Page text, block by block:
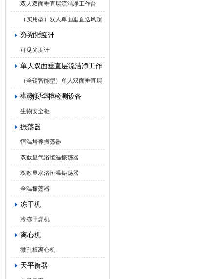
双人双面垂直层流洁净工作台
（实用型）双人单面垂直送风超
净工作台
分光光度计
可见光度计
单人双面垂直层流洁净工作台
（全钢智能型）单人双面垂直层
流洁净工作台
生物安全柜检测设备
生物安全柜
振荡器
恒温培养振荡器
双数显气浴恒温振荡器
双数显水浴恒温振荡器
全温振荡器
冻干机
冷冻干燥机
离心机
微孔板离心机
天平衡器